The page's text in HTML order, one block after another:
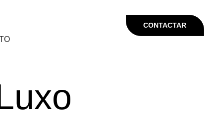
CONTACTAR